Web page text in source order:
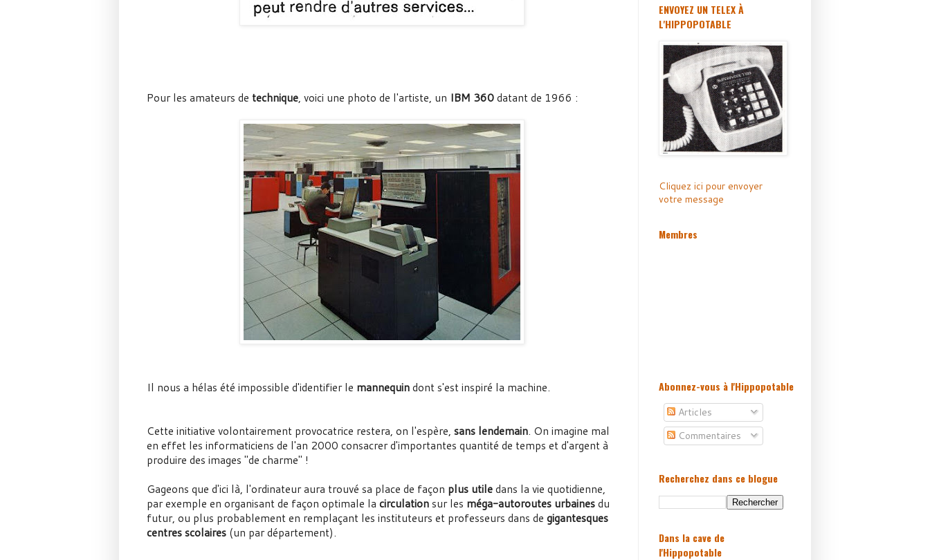
Pour les amateurs de technique, voici une photo de l'artiste, un IBM 360datant de 1966 :
Il nous a hélas été impossible d'identifier le mannequindont s'est inspiré la machine.
Cette initiative volontairement provocatrice restera, on l'espère, sans lendemain. On imagine mal
en effet les informaticiens de l'an 2000 consacrer d'importantes quantité de temps et d'argent à
produire des images "de charme" !
Gageons que d'ici là, l'ordinateur aura trouvé sa place de façon plus utiledans la vie quotidienne,
par exemple en organisant de façon optimale la circulationsur les méga-autoroutes urbainesdu
futur, ou plus probablement en remplaçant les instituteurs et professeurs dans de gigantesques
centres scolaires (un par département).
ENVOYEZ UN TELEX À
L'HIPPOPOTABLE
Cliquez ici pour envoyer
votre message
Membres
Abonnez-vous à l'Hippopotable
Articles
Commentaires
Recherchez dans ce blogue
Dans la cave de
l'Hippopotable